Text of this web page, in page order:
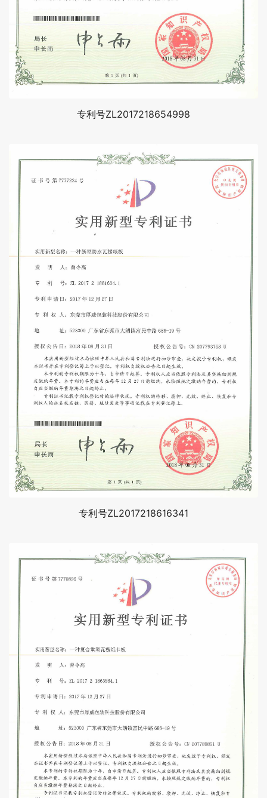
专利号ZL2017218654998
专利号ZL2017218616341